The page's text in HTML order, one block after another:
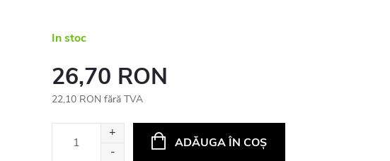
In stoc
26,70 RON
22,10 RON fără TVA
ADĂUGA ÎN COŞ